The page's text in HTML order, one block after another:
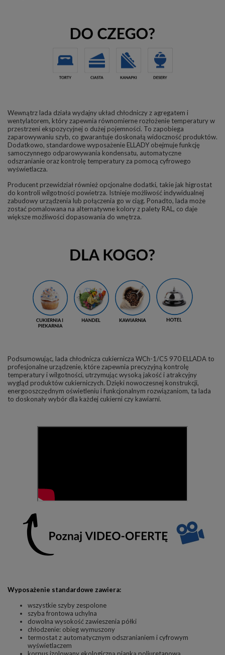
Wewnątrz lada działa wydajny układ chłodniczy z agregatem i
wentylatorem, który zapewnia równomierne rozłożenie temperatury w
przestrzeni ekspozycyjnej o dużej pojemności. To zapobiega
zaparowywaniu szyb, co gwarantuje doskonałą widoczność produktów.
Dodatkowo, standardowe wyposażenie ELLADY obejmuje funkcję
samoczynnego odparowywania kondensatu, automatyczne
odszranianie oraz kontrolę temperatury za pomocą cyfrowego
wyświetlacza.
Producent przewidział również opcjonalne dodatki, takie jak higrostat
do kontroli wilgotności powietrza. Istnieje możliwość indywidualnej
zabudowy urządzenia lub połączenia go w ciąg. Ponadto, lada może
zostać pomalowana na alternatywne kolory z palety RAL, co daje
większe możliwości dopasowania do wnętrza.
Podsumowując, lada chłodnicza cukiernicza WCh-1/C5 970 ELLADA to
profesjonalne urządzenie, które zapewnia precyzyjną kontrolę
temperatury i wilgotności, utrzymując wysoką jakość i atrakcyjny
wygląd produktów cukierniczych. Dzięki nowoczesnej konstrukcji,
energooszczędnym oświetleniu i funkcjonalnym rozwiązaniom, ta lada
to doskonały wybór dla każdej cukierni czy kawiarni.
Wyposażenie standardowe zawiera:
wszystkie szyby zespolone
szyba frontowa uchylna
dowolna wysokość zawieszenia półki
chłodzenie: obieg wymuszony
termostat z automatycznym odszranianiem i cyfrowym
wyświetlaczem
korpus izolowany ekologiczną pianką poliuretanową